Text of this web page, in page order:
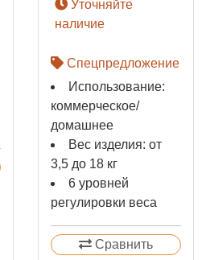
Уточняйте
наличие
Спецпредложение
Использование:
коммерческое/
домашнее
Вес изделия: от
3,5 до 18 кг
6 уровней
регулировки веса
Сравнить